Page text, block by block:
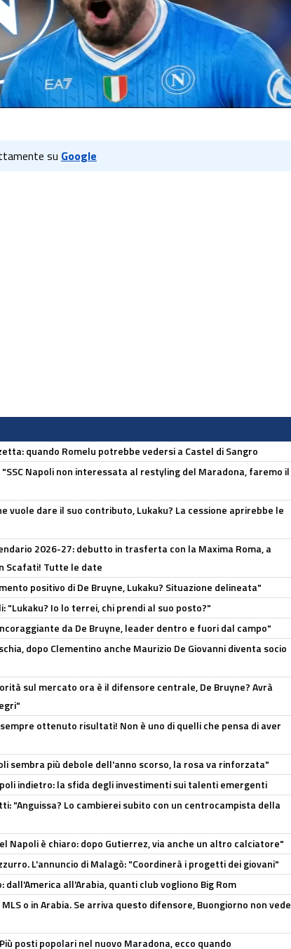
su Google
quando Romelu potrebbe vedersi a Castel di Sangro
Napoli non interessata al restyling del Maradona, faremo il
vuole dare il suo contributo, Lukaku? La cessione aprirebbe le
2026-27: debutto in trasferta con la Maxima Roma, a
Scafati! Tutte le date
positivo di De Bruyne, Lukaku? Situazione delineata"
"Lukaku? Io lo terrei, chi prendi al suo posto?"
da De Bruyne, leader dentro e fuori dal campo"
dopo Clementino anche Maurizio De Giovanni diventa socio
sul mercato ora è il difensore centrale, De Bruyne? Avrà
ottenuto risultati! Non è uno di quelli che pensa di aver
sembra più debole dell'anno scorso, la rosa va rinforzata"
indietro: la sfida degli investimenti sui talenti emergenti
"Anguissa? Lo cambierei subito con un centrocampista della
Napoli è chiaro: dopo Gutierrez, via anche un altro calciatore"
L'annuncio di Malagò: "Coordinerà i progetti dei giovani"
dall'America all'Arabia, quanti club vogliono Big Rom
o in Arabia. Se arriva questo difensore, Buongiorno non vede
posti popolari nel nuovo Maradona, ecco quando